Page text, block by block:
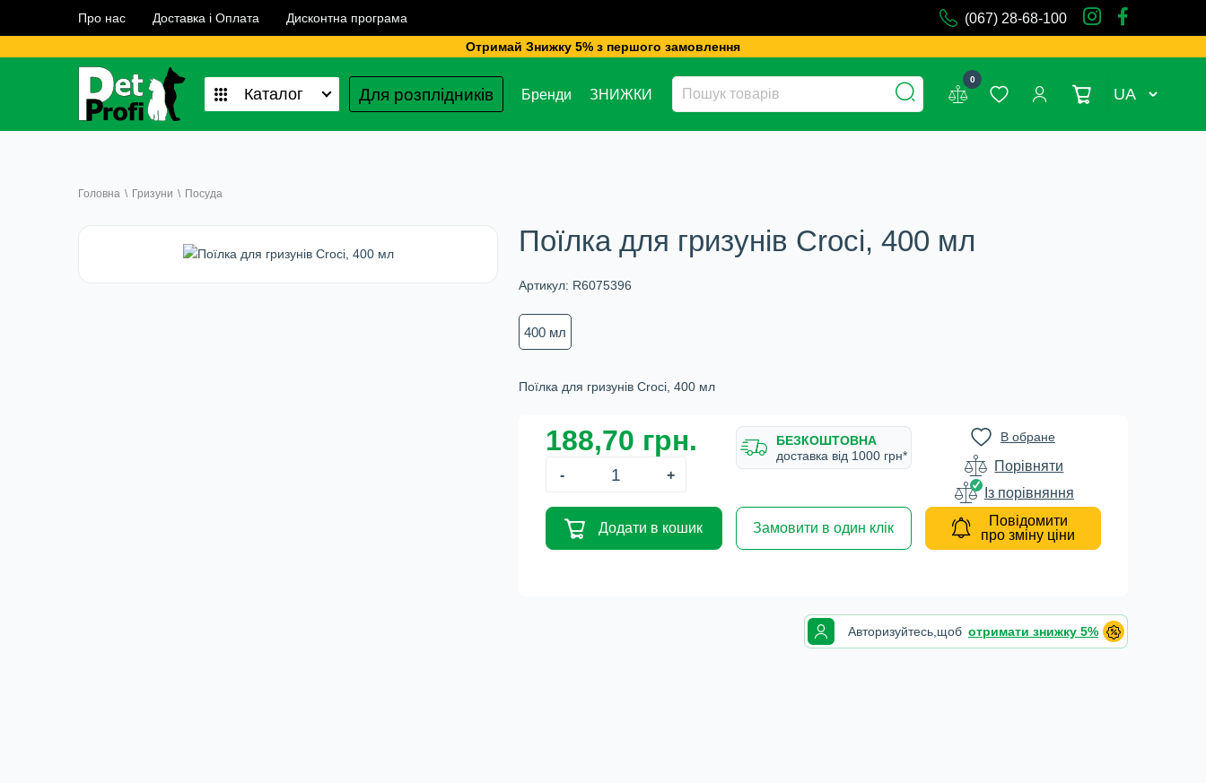
Про нас Доставка і Оплата Дисконтна програма (067) 28-68-100
Отримай Знижку 5% з першого замовлення
Каталог Для розплідників Бренди ЗНИЖКИ
0
UA
Головна \ Гризуни \ Посуда
Поїлка для гризунів Croci, 400 мл
Артикул: R6075396
400 мл
Поїлка для гризунів Croci, 400 мл
188,70 грн.
- +
БЕЗКОШТОВНА
доставка вiд 1000 грн*
В обране
Порівняти
Iз порівняння
Додати в кошик Замовити в один клік
Повідомити
про зміну ціни
Авторизуйтесь, щоб отримати знижку 5%